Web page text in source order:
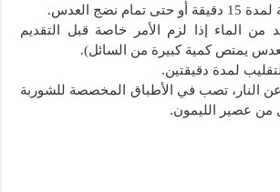
نضج العدس.
من الماء إذا لزم الأمر خاصة قبل التقديم
يمتص كمية كبيرة من السائل).
لمدة دقيقتين.
عن النار، تصب في الأطباق المخصصة للشوربة
من عصير الليمون.